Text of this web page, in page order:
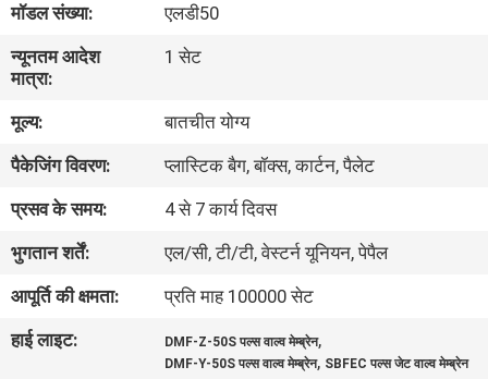
कारखाने
का
गुणवत्ता
नियंत्रण
हमसे
संपर्क
करें
मॉडल संख्या:
एलडी50
न्यूनतम आदेश
मात्रा:
1 सेट
मूल्य:
बातचीत योग्य
पैकेजिंग विवरण:
प्लास्टिक बैग, बॉक्स, कार्टन, पैलेट
प्रसव के समय:
4 से 7 कार्य दिवस
भुगतान शर्तें:
एल/सी, टी/टी, वेस्टर्न यूनियन, पेपैल
आपूर्ति की क्षमता:
प्रति माह 100000 सेट
हाई लाइट:
DMF-Z-50S पल्स वाल्व मेम्ब्रेन,
DMF-Y-50S पल्स वाल्व मेम्ब्रेन, SBFEC पल्स जेट वाल्व मेम्ब्रेन